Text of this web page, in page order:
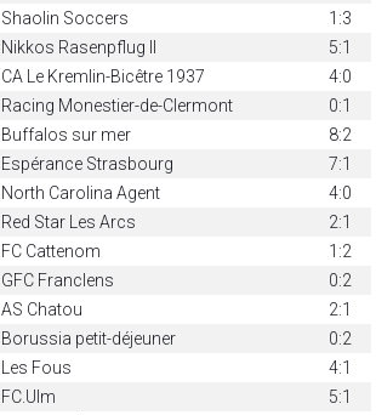
Shaolin Soccers
1:3
Nikkos Rasenpflug II
5:1
CA Le Kremlin-Bicêtre 1937
4:0
Racing Monestier-de-Clermont
0:1
Buffalos sur mer
8:2
Espérance Strasbourg
7:1
North Carolina Agent
4:0
Red Star Les Arcs
2:1
FC Cattenom
1:2
GFC Franclens
0:2
AS Chatou
2:1
Borussia petit-déjeuner
0:2
Les Fous
4:1
FC.Ulm
5:1